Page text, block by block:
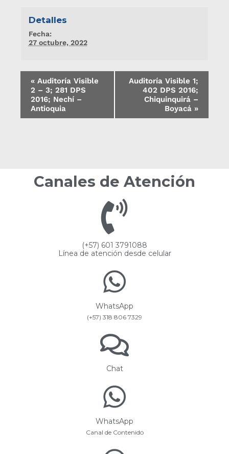
Detalles
Fecha:
27 octubre, 2022
« Auditoría Visible
2 – 3; 281 DPS
2016; Nechí –
Antioquia
Auditoría Visible 1;
402 DPS 2016;
Chiquinquirá –
Boyacá »
Canales de Atención
(+57) 601 3791088
Línea de atención desde celular
WhatsApp
(+57) 318 806 7329
Chat
WhatsApp
Canal de Contenido